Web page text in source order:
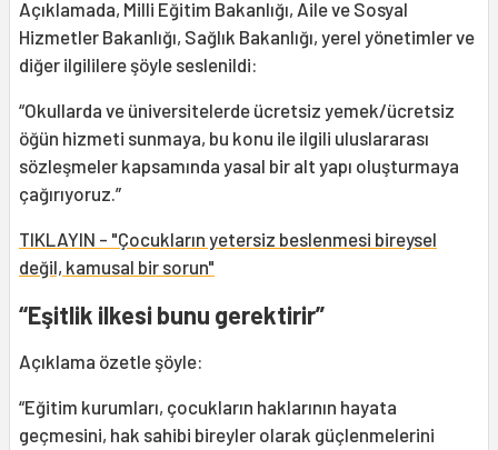
Açıklamada, Milli Eğitim Bakanlığı, Aile ve Sosyal
Hizmetler Bakanlığı, Sağlık Bakanlığı, yerel yönetimler ve
diğer ilgililere şöyle seslenildi:
“Okullarda ve üniversitelerde ücretsiz yemek/ücretsiz
öğün hizmeti sunmaya, bu konu ile ilgili uluslararası
sözleşmeler kapsamında yasal bir alt yapı oluşturmaya
çağırıyoruz.”
TIKLAYIN - "Çocukların yetersiz beslenmesi bireysel
değil, kamusal bir sorun"
“Eşitlik ilkesi bunu gerektirir”
Açıklama özetle şöyle:
“Eğitim kurumları, çocukların haklarının hayata
geçmesini, hak sahibi bireyler olarak güçlenmelerini